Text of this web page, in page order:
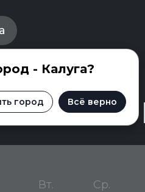
- Калуга?
город Всё верно
в
Вт. Ср.